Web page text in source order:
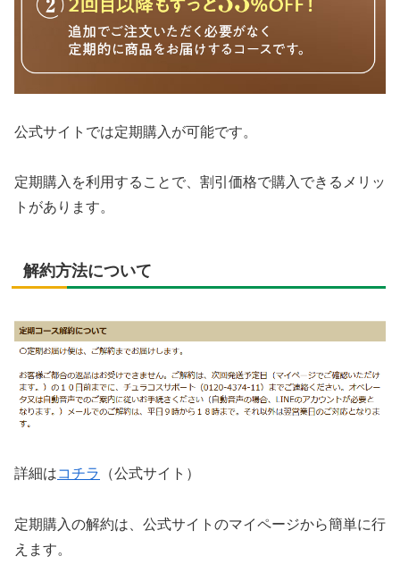
公式サイトでは定期購入が可能です。
定期購入を利用することで、割引価格で購入できるメリッ
トがあります。
解約方法について
詳細はコチラ （公式サイト）
定期購入の解約は、公式サイトのマイページから簡単に行
えます。